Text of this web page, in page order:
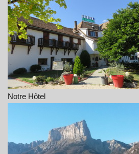
Notre Hôtel